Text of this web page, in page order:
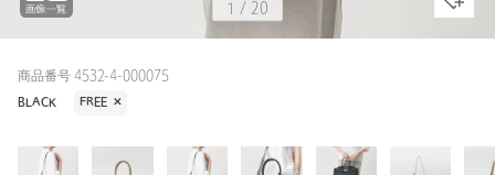
1 / 20
商品番号 4532-4-000075
BLACK FREE ✕